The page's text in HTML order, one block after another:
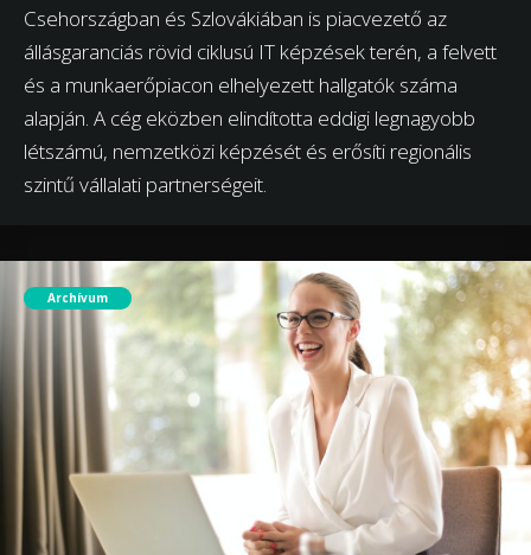
Csehországban és Szlovákiában is piacvezető az
állásgaranciás rövid ciklusú IT képzések terén, a felvett
és a munkaerőpiacon elhelyezett hallgatók száma
alapján. A cég eközben elindította eddigi legnagyobb
létszámú, nemzetközi képzését és erősíti regionális
szintű vállalati partnerségeit.
Archívum